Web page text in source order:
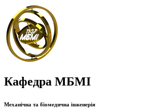
Кафедра МБМІ
Механічна та біомедична інженерія